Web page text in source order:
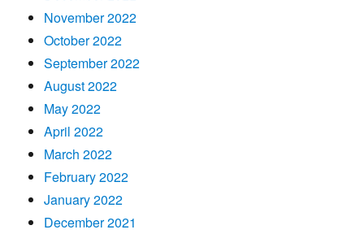
November 2022
October 2022
September 2022
August 2022
May 2022
April 2022
March 2022
February 2022
January 2022
December 2021